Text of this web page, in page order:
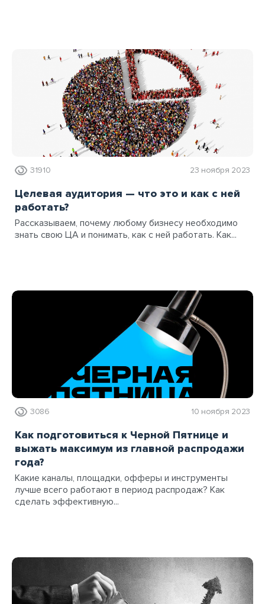
31910 23 ноября 2023
Целевая аудитория — что это и как с ней
работать?
Рассказываем, почему любому бизнесу необходимо
знать свою ЦА и понимать, как с ней работать. Как...
3086 10 ноября 2023
Как подготовиться к Черной Пятнице и
выжать максимум из главной распродажи
года?
Какие каналы, площадки, офферы и инструменты
лучше всего работают в период распродаж? Как
сделать эффективную...